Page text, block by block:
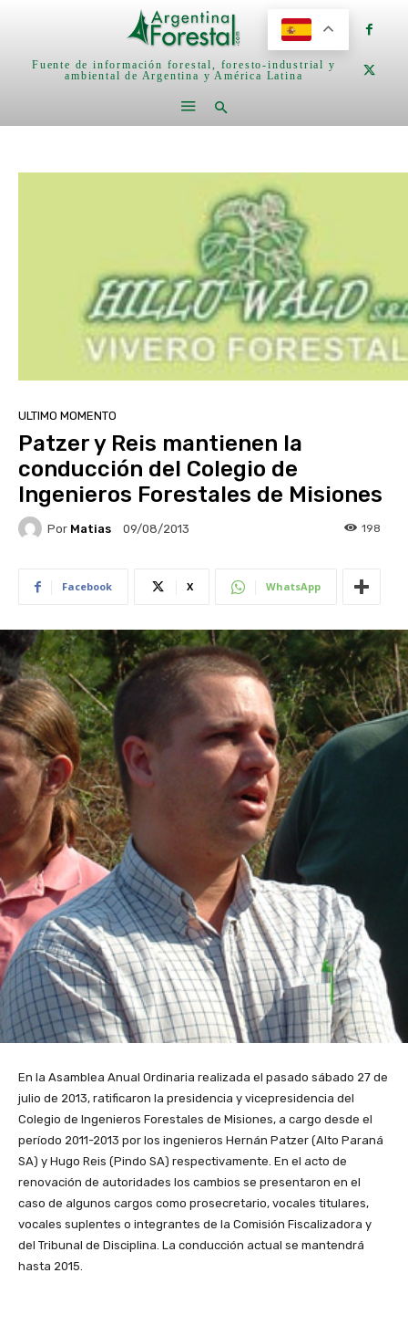
Fuente de información forestal, foresto-industrial y
ambiental de Argentina y América Latina
ULTIMO MOMENTO
Patzer y Reis mantienen la
conducción del Colegio de
Ingenieros Forestales de Misiones
Por Matias 09/08/2013 198
Facebook X WhatsApp
En la Asamblea Anual Ordinaria realizada el pasado sábado 27 de
julio de 2013, ratificaron la presidencia y vicepresidencia del
Colegio de Ingenieros Forestales de Misiones, a cargo desde el
período 2011-2013 por los ingenieros Hernán Patzer (Alto Paraná
SA) y Hugo Reis (Pindo SA) respectivamente. En el acto de
renovación de autoridades los cambios se presentaron en el
caso de algunos cargos como prosecretario, vocales titulares,
vocales suplentes o integrantes de la Comisión Fiscalizadora y
del Tribunal de Disciplina. La conducción actual se mantendrá
hasta 2015.